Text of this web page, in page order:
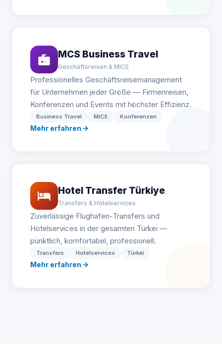
MCS Business Travel
Geschäftsreisen & MICE
Professionelles Geschäftsreisemanagement
für Unternehmen jeder Größe — Firmenreisen,
Konferenzen und Events mit höchster Effizienz.
Business Travel MICE Konferenzen
Mehr erfahren
Hotel Transfer Türkiye
Transfers & Hotelservices
Zuverlässige Flughafen-Transfers und
Hotelservices in der gesamten Türkei —
pünktlich, komfortabel, professionell.
Transfers Hotelservices Türkei
Mehr erfahren